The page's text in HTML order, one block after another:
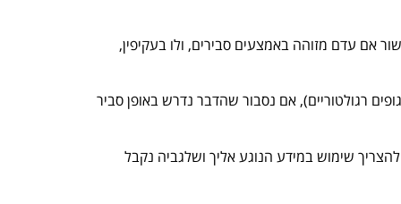
אם עדם מזוהה באמצעים סבירים, ולו בעקיפין,
רגולטוריים), אם נסבור שהדבר נדרש באופן סביר
שימוש במידע הנוגע אליך ושלגביה נקבל